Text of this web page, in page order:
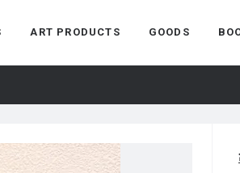
ART PRODUCTS GOODS